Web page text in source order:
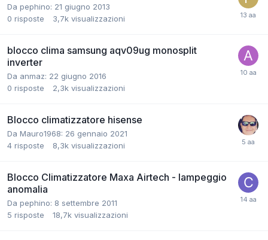
Da pephino: 21 giugno 2013
0 risposte 3,7k visualizzazioni
blocco clima samsung aqv09ug monosplit
inverter
Da anmaz: 22 giugno 2016
0 risposte 2,3k visualizzazioni
Blocco climatizzatore hisense
Da Mauro1968: 26 gennaio 2021
4 risposte 8,3k visualizzazioni
Blocco Climatizzatore Maxa Airtech - lampeggio
anomalia
Da pephino: 8 settembre 2011
5 risposte 18,7k visualizzazioni